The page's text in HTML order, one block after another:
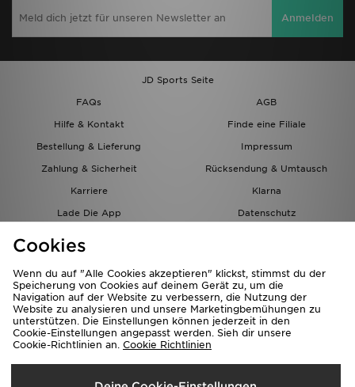
Anmelden
JD Sports Seite
FAQs
AGB
Hilfe & Kontakt
Finde eine Filiale
Bestellung & Lieferung
Impressum
Zahlung & Sicherheit
Rücksendung & Umtausch
Karriere
Klarna
Lade Die App
Datenschutz
Lieferung Nach
Cookies
Wenn du auf "Alle Cookies akzeptieren" klickst, stimmst du der
Speicherung von Cookies auf deinem Gerät zu, um die
Navigation auf der Website zu verbessern, die Nutzung der
Website zu analysieren und unsere Marketingbemühungen zu
unterstützen. Die Einstellungen können jederzeit in den
Cookie-Einstellungen angepasst werden. Sieh dir unsere
Cookie-Richtlinien an. Cookie Richtlinien